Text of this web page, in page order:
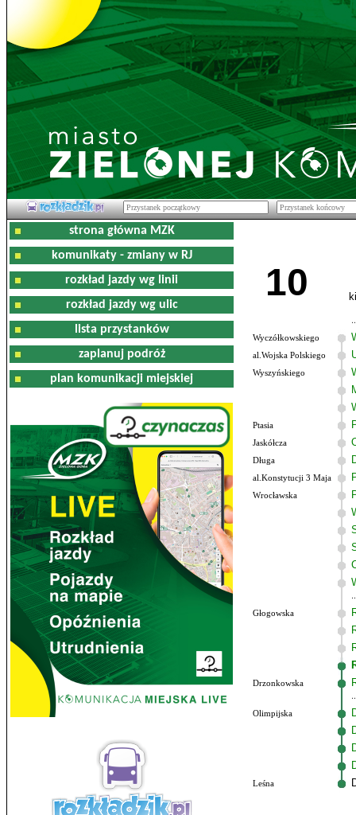
strona główna MZK
komunikaty - zmiany w RJ
rozkład jazdy wg linii
rozkład jazdy wg ulic
lista przystanków
zaplanuj podróż
plan komunikacji miejskiej
10
Wyczółkowskiego
al.Wojska Polskiego
Wyszyńskiego
Ptasia
Jaskółcza
Długa
al.Konstytucji 3 Maja
Wrocławska
Głogowska
Drzonkowska
Olimpijska
Leśna